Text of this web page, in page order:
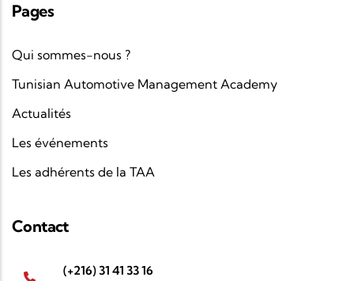
Pages
Qui sommes-nous ?
Tunisian Automotive Management Academy
Actualités
Les événements
Les adhérents de la TAA
Contact
(+216) 31 41 33 16